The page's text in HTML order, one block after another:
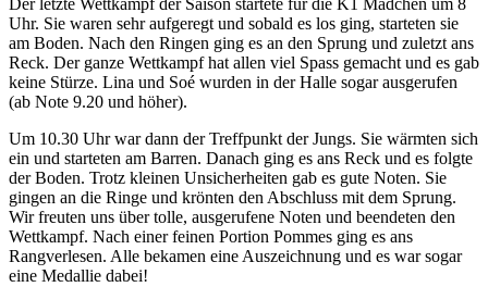
Der letzte Wettkampf der Saison startete für die K1 Mädchen um 8
Uhr. Sie waren sehr aufgeregt und sobald es los ging, starteten sie
am Boden. Nach den Ringen ging es an den Sprung und zuletzt ans
Reck. Der ganze Wettkampf hat allen viel Spass gemacht und es gab
keine Stürze. Lina und Soé wurden in der Halle sogar ausgerufen
(ab Note 9.20 und höher).
Um 10.30 Uhr war dann der Treffpunkt der Jungs. Sie wärmten sich
ein und starteten am Barren. Danach ging es ans Reck und es folgte
der Boden. Trotz kleinen Unsicherheiten gab es gute Noten. Sie
gingen an die Ringe und krönten den Abschluss mit dem Sprung.
Wir freuten uns über tolle, ausgerufene Noten und beendeten den
Wettkampf. Nach einer feinen Portion Pommes ging es ans
Rangverlesen. Alle bekamen eine Auszeichnung und es war sogar
eine Medallie dabei!